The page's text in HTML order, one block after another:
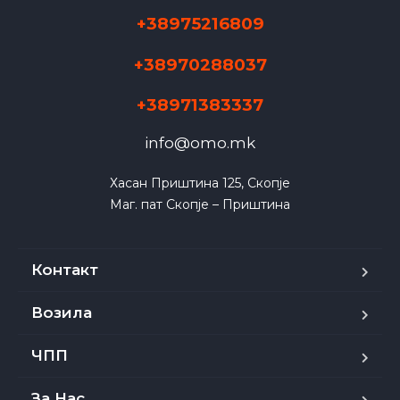
+38975216809
+38970288037
+38971383337
info@omo.mk
Хасан Приштина 125, Скопје
Маг. пат Скопје – Приштина
Контакт
Возила
ЧПП